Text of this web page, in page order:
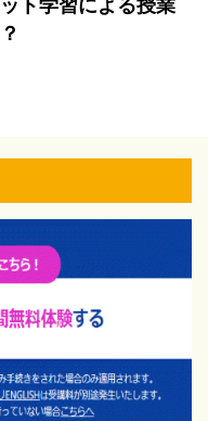
ト学習による授業